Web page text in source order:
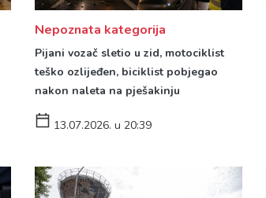
Nepoznata kategorija
Pijani vozač sletio u zid, motociklist
teško ozlijeđen, biciklist pobjegao
nakon naleta na pješakinju
13.07.2026. u 20:39